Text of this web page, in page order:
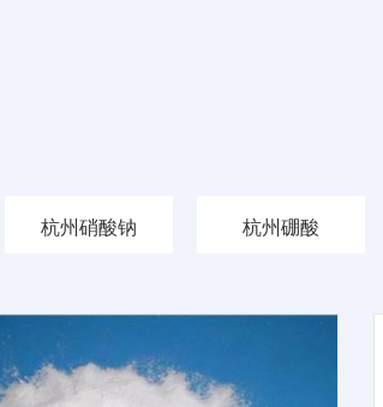
杭州硝酸钠 杭州硼酸